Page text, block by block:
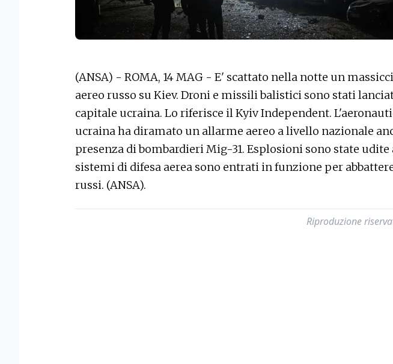
(ANSA) - ROMA, 14 MAG - E' scattato nella notte un
aereo russo su Kiev. Droni e missili balistici sono stati
capitale ucraina. Lo riferisce il Kyiv Independent.
ucraina ha diramato un allarme aereo a livello nazionale
presenza di bombardieri Mig-31. Esplosioni sono state udite
sistemi di difesa aerea sono entrati in funzione per
russi. (ANSA).
Riproduzione